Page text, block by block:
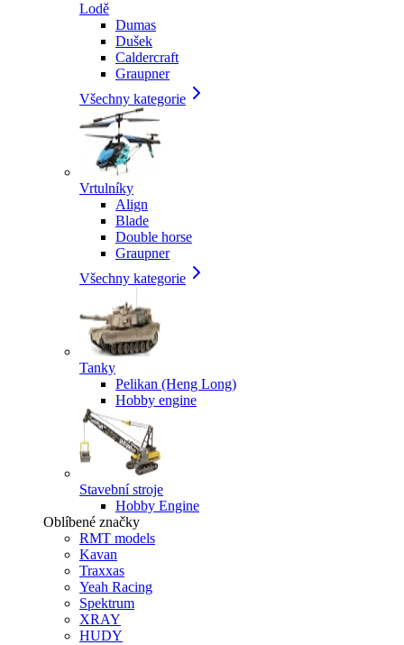
Lodě
Dumas
Dušek
Caldercraft
Graupner
Všechny kategorie
Vrtulníky
Align
Blade
Double horse
Graupner
Všechny kategorie
Tanky
Pelikan (Heng Long)
Hobby engine
Stavební stroje
Hobby Engine
Oblíbené značky
RMT models
Kavan
Traxxas
Yeah Racing
Spektrum
XRAY
HUDY